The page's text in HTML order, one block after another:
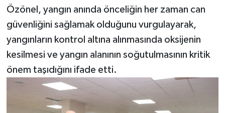
Özönel, yangın anında önceliğin her zaman can
güvenliğini sağlamak olduğunu vurgulayarak,
yangınların kontrol altına alınmasında oksijenin
kesilmesi ve yangın alanının soğutulmasının kritik
önem taşıdığını ifade etti.